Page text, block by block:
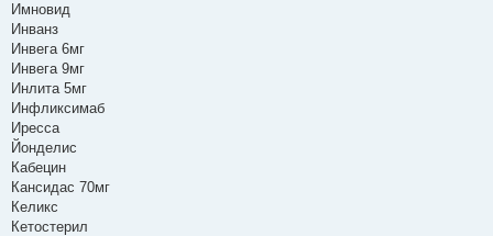
Имновид
Инванз
Инвега 6мг
Инвега 9мг
Инлита 5мг
Инфликсимаб
Иресса
Йонделис
Кабецин
Кансидас 70мг
Келикс
Кетостерил